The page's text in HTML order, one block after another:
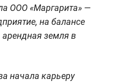
ООО «Маргарита» —
на балансе
арендная земля в
начала карьеру